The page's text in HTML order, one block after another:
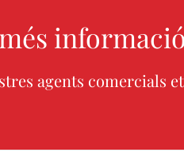
agents comercials